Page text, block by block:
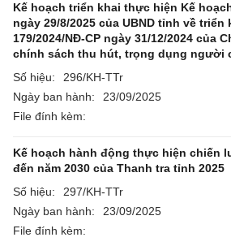
Kế hoạch triển khai thực hiện Kế
ngày 29/8/2025 của UBND tỉnh về
179/2024/NĐ-CP ngày 31/12/2024 của
chính sách thu hút, trọng dụng người
Số hiệu:
296/KH-TTr
Ngày ban hành:
23/09/2025
File đính kèm:
Kế hoạch hành động thực hiện chiến
đến năm 2030 của Thanh tra tỉnh 2025
Số hiệu:
297/KH-TTr
Ngày ban hành:
23/09/2025
File đính kèm: